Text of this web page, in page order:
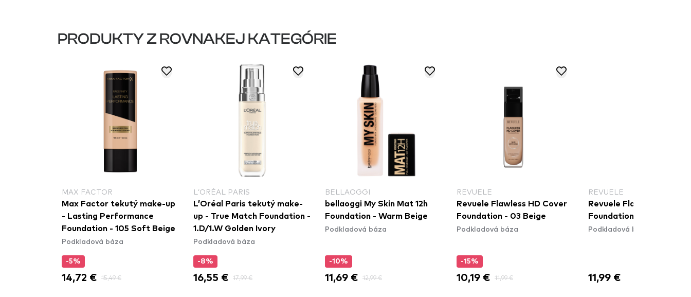
PRODUKTY Z ROVNAKEJ KATEGÓRIE
MAX FACTOR
Max Factor tekutý make-up
- Lasting Performance
Foundation - 105 Soft Beige
Podkladová báza
-5%
14,72 € 15,49 €
L’ORÉAL PARIS
L’Oréal Paris tekutý make-
up - True Match Foundation -
1.D/1.W Golden Ivory
Podkladová báza
-8%
16,55 € 17,99 €
BELLAOGGI
bellaoggi My Skin Mat 12h
Foundation - Warm Beige
Podkladová báza
-10%
11,69 € 12,99 €
REVUELE
Revuele Flawless HD Cover
Foundation - 03 Beige
Podkladová báza
-15%
10,19 € 11,99 €
REVUELE
Revuele Flawless HD
Foundation - 05 Golden
Podkladová báza
11,99 €